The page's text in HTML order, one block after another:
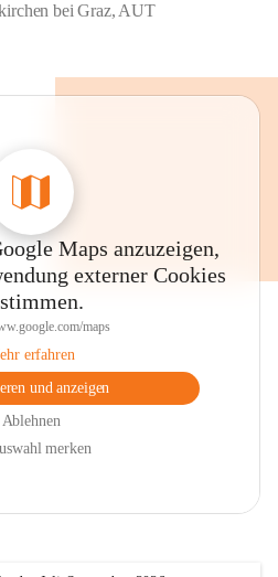
bei Graz, AUT
Maps anzuzeigen,
externer Cookies
maps
erfahren
und anzeigen
Ablehnen
merken